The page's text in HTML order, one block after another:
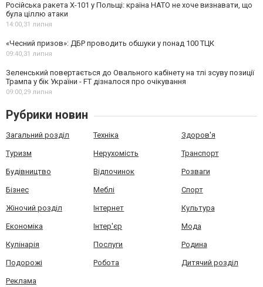
Російська ракета Х-101 у Польщі: країна НАТО не хоче визнавати, що
була ціллю атаки
14:00,31 липня
«Чесний призов»: ДБР проводить обшуки у понад 100 ТЦК
09:40,31 липня
Зеленський повертається до Овального кабінету на тлі зсуву позиції
Трампа у бік України - FT дізналося про очікування
09:00,29 липня
Рубрики новин
Загальний розділ Техніка Здоров'я
Туризм Нерухомість Транспорт
Будівництво Відпочинок Розваги
Бізнес Меблі Спорт
Жіночий розділ Інтернет Культура
Економіка Інтер'єр Мода
Кулінарія Послуги Родина
Подорожі Робота Дитячий розділ
Реклама